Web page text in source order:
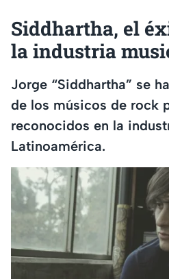
Siddhartha, el
la industria
Jorge “Siddhartha” se
de los músicos de rock
reconocidos en la
Latinoamérica.